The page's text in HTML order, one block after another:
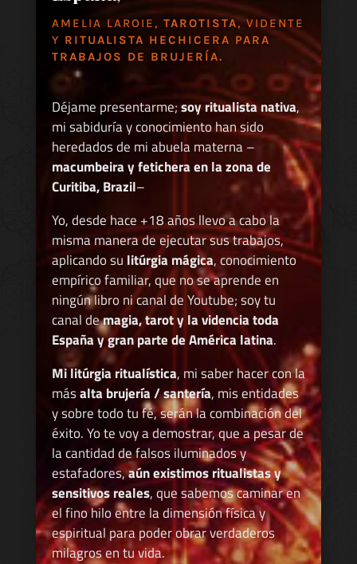
AMELIA LAROIE, TAROTISTA, VIDENTE
Y RITUALISTA HECHICERA PARA
TRABAJOS DE BRUJERÍA.
Déjame presentarme;soy ritualista nativa,
mi sabiduría y conocimiento han sido
heredados de mi abuela materna –
macumbeira y fetichera en la zona de
Curitiba, Brazil–
Yo, desde hace +18 años llevo a cabo la
misma manera de ejecutar sus trabajos,
aplicando su litúrgia mágica, conocimiento
empírico familiar, que no se aprende en
ningún libro ni canal de Youtube; soy tu
canal demagia, tarot y la videncia toda
España y gran parte de América latina.
Mi litúrgia ritualística, mi saber hacer con la
másalta brujería / santería, mis entidades
y sobre todo tu fé, serán la combinación del
éxito. Yo te voy a demostrar, que a pesar de
la cantidad de falsos iluminados y
estafadores,aún existimos ritualistas y
sensitivos reales, que sabemos caminar en
el fino hilo entre la dimensión física y
espiritual para poder obrar verdaderos
milagros en tu vida.